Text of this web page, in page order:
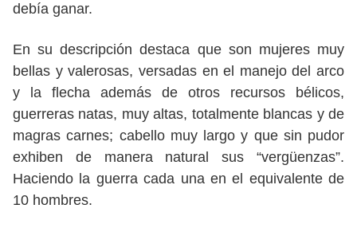
debía ganar.
En su descripción destaca que son mujeres muy
bellas y valerosas, versadas en el manejo del arco
y la flecha además de otros recursos bélicos,
guerreras natas, muy altas, totalmente blancas y de
magras carnes; cabello muy largo y que sin pudor
exhiben de manera natural sus “vergüenzas”.
Haciendo la guerra cada una en el equivalente de
10 hombres.